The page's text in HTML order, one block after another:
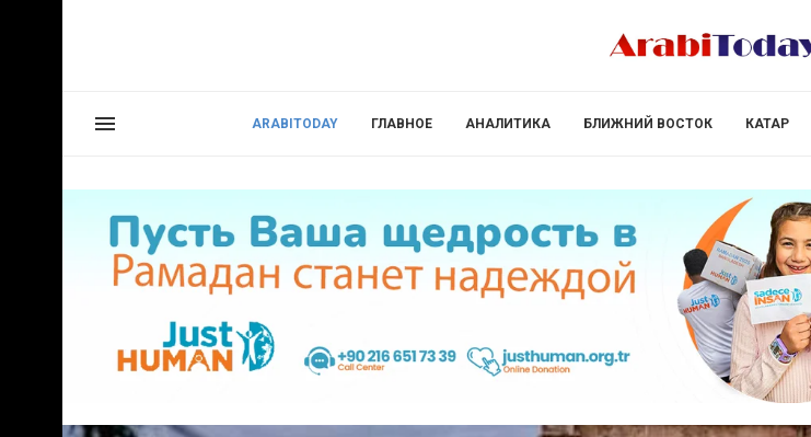
ARABITODAY ГЛАВНОЕ АНАЛИТИКА БЛИЖНИЙ ВОСТОК КАТАР